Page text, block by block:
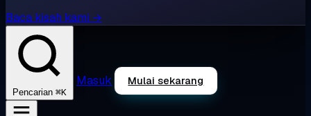
Baca kisah kami →
Pencarian ⌘K
Masuk Mulai sekarang